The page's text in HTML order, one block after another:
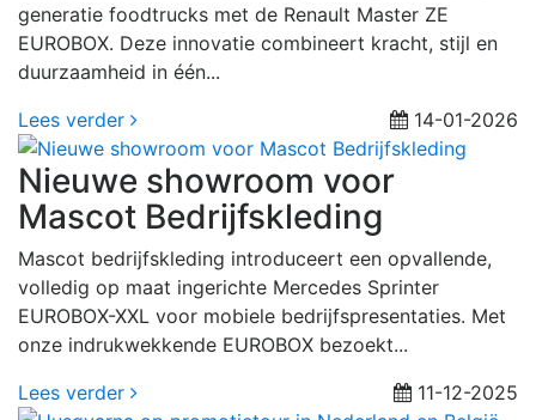
generatie foodtrucks met de Renault Master ZE
EUROBOX. Deze innovatie combineert kracht, stijl en
duurzaamheid in één...
Lees verder
14-01-2026
Nieuwe showroom voor
Mascot Bedrijfskleding
Mascot bedrijfskleding introduceert een opvallende,
volledig op maat ingerichte Mercedes Sprinter
EUROBOX-XXL voor mobiele bedrijfspresentaties. Met
onze indrukwekkende EUROBOX bezoekt...
Lees verder
11-12-2025